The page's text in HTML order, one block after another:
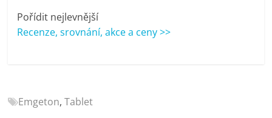
elektronika
porovnání
televize,
Pořídit nejlevnější
Recenze, srovnání, akce a ceny >>
Emgeton,Tablet